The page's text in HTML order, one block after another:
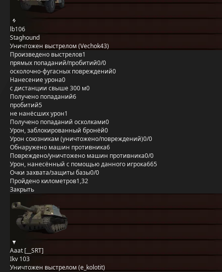
lb106
Staghound
Уничтожен выстрелом (Vechok43)
Произведено выстрелов1
прямых попаданий/пробитий0/0
осколочно-фугасных повреждений0
Нанесение урона0
с дистанции свыше 300 м0
Получено попаданий6
пробитий5
не нанёсших урон1
Получено попаданий осколками0
Урон, заблокированный бронёй0
Урон союзникам (уничтожено/повреждений)0/0
Обнаружено машин противника6
Повреждено/уничтожено машин противника0/0
Урон, нанесённый с помощью данного игрока665
Очки захвата/защиты базы0/0
Пройдено километров1,32
Закрыть
Aaat [__SRT]
Ikv 103
Уничтожен выстрелом (e_kolotit)